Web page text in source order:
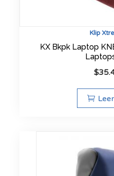
Klip
KX Bkpk Laptop
$